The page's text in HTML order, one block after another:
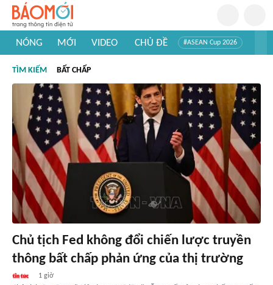
NÓNG MỚI VIDEO CHỦ ĐỀ #ASEAN Cup 2026
#Khám phá thế giới
TÌM KIẾM BẤT CHẤP
Chủ tịch Fed không đổi chiến lược truyền
thông bất chấp phản ứng của thị trường
1 giờ